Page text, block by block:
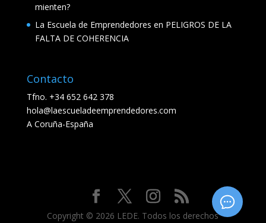
mienten?
La Escuela de Emprendedores en PELIGROS DE LA
FALTA DE COHERENCIA
Contacto
Tfno. +34 652 642 378
hola@laescueladeemprendedores.com
A Coruña-España
Copyright © 2026 LEDE. Todos los derechos